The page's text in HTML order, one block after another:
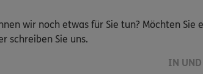
wir noch etwas für Sie tun? Möchten Sie
schreiben Sie uns.
IN UND